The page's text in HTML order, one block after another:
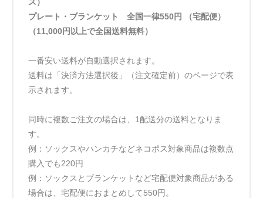
プレート・ブランケット 全国一律550円 （宅配便）
（11,000円以上で全国送料無料）
一番安い送料が自動選択されます。
送料は「決済方法選択後」（注文確定前）のページで表
示されます。
同時に複数ご注文の場合は、1配送分の送料となりま
す。
例：ソックスやハンカチなどネコポス対象商品は複数点
購入でも220円
例：ソックスとブランケットなど宅配便対象商品がある
場合は、宅配便におまとめして550円。